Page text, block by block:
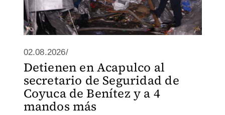
02.08.2026/
Detienen en Acapulco al
secretario de Seguridad de
Coyuca de Benítez y a 4
mandos más